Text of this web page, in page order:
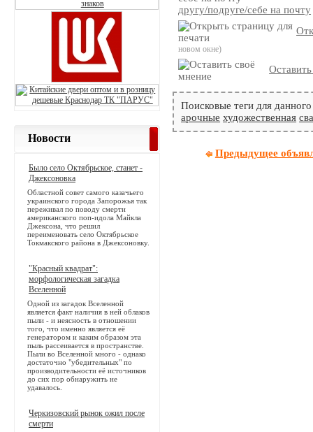
другу/подруге/себе на почту
новом окне)
Поисковые теги для
арочные художественная
Предыдущее
Новости
Было село Октябрьское, станет -
Джексоновка
Областной совет самого казачьего
украинского города Запорожья так
переживал по поводу смерти
американского поп-идола Майкла
Джексона, что решил
переименовать село Октябрьское
Токмакского района в Джексоновку.
"Красный квадрат":
морфологическая загадка
Вселенной
Одной из загадок Вселенной
является факт наличия в ней облаков
пыли - и неясность в отношении
того, что именно является её
генератором и каким образом эта
пыль рассеивается в пространстве.
Пыли во Вселенной много - однако
достаточно "убедительных" по
производительности её источников
до сих пор обнаружить не
удавалось.
Черкизовский рынок ожил после
смерти